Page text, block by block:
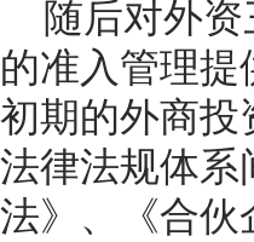
随后对外
的准入管理
初期的外商投
法律法规体系
法》、《合伙